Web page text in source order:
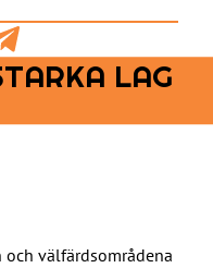
LAG
välfärdsområdena